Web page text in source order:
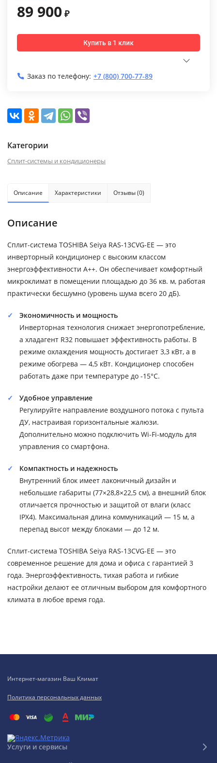
89 900 ₽
Купить в 1 клик
Заказ по телефону: +7 (800) 700-77-89
Категории
Сплит-системы и кондиционеры
Описание Характеристики Отзывы (0)
Описание
Сплит-система TOSHIBA Seiya RAS-13CVG-EE — это
инверторный кондиционер с высоким классом
энергоэффективности A++. Он обеспечивает комфортный
микроклимат в помещении площадью до 36 кв. м, работая
практически бесшумно (уровень шума всего 20 дБ).
Экономичность и мощность
Инверторная технология снижает энергопотребление,
а хладагент R32 повышает эффективность работы. В
режиме охлаждения мощность достигает 3,3 кВт, а в
режиме обогрева — 4,5 кВт. Кондиционер способен
работать даже при температуре до -15°C.
Удобное управление
Регулируйте направление воздушного потока с пульта
ДУ, настраивая горизонтальные жалюзи.
Дополнительно можно подключить Wi-Fi-модуль для
управления со смартфона.
Компактность и надежность
Внутренний блок имеет лаконичный дизайн и
небольшие габариты (77×28,8×22,5 см), а внешний блок
отличается прочностью и защитой от влаги (класс
IPX4). Максимальная длина коммуникаций — 15 м, а
перепад высот между блоками — до 12 м.
Сплит-система TOSHIBA Seiya RAS-13CVG-EE — это
современное решение для дома и офиса с гарантией 3
года. Энергоэффективность, тихая работа и гибкие
настройки делают ее отличным выбором для комфортного
климата в любое время года.
Интернет-магазин Ваш Климат
Политика персональных данных
Услуги и сервисы